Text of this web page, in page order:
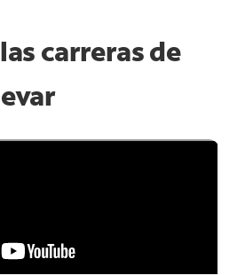
carreras de